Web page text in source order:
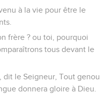
à la vie pour être le
frère ? ou toi, pourquoi
tous devant le
dit le Seigneur, Tout genou
donnera gloire à Dieu.